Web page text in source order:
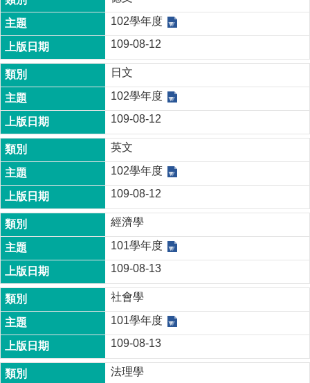
學
術
研
究
國
家
發
展
研
究
期
刊
口
試
專
區
所
學
會
102學年度
109-08-12
日文
102學年度
109-08-12
英文
102學年度
109-08-12
經濟學
101學年度
109-08-13
社會學
101學年度
109-08-13
法理學